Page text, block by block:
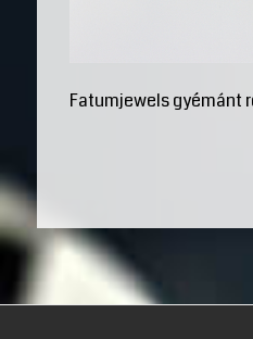
Fatumjewels gyémánt